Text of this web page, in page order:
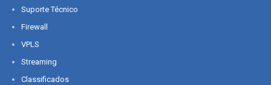
Suporte Técnico
Firewall
VPLS
Streaming
Classificados